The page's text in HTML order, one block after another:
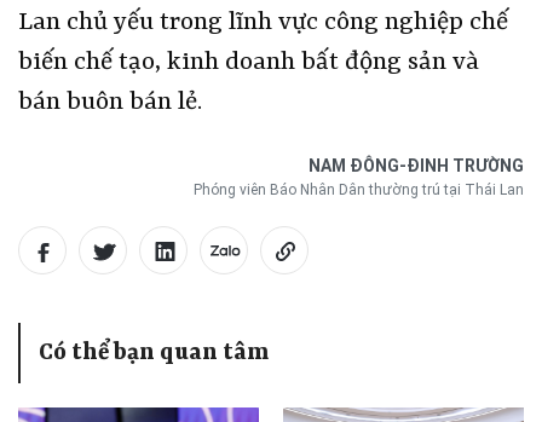
Lan chủ yếu trong lĩnh vực công nghiệp chế
biến chế tạo, kinh doanh bất động sản và
bán buôn bán lẻ.
NAM ĐÔNG-ĐINH TRƯỜNG
Phóng viên Báo Nhân Dân thường trú tại Thái Lan
Có thể bạn quan tâm